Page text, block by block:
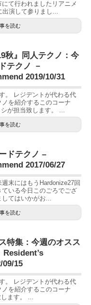
て行われましたリアニメ
演して参りまし...
を読む
秋』同人テクノ：今
テクノ －
2019/10/31
。 レジデントが代わる代
を紹介するこのコーナ
が担当致します。 ...
を読む
ドテクノ –
2017/06/27
末にはもうHardonize27回
いる今日このごろでござ
てはいかがお...
を読む
特集：今週のオスス
Resident’s
09/15
。 レジデントが代わる代
を紹介するこのコーナ
ます。 ...